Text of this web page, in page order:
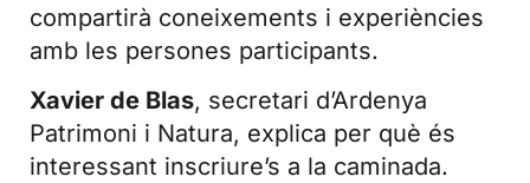
compartirà coneixements i experiències
amb les persones participants.
Xavier de Blas, secretari d’Ardenya
Patrimoni i Natura, explica per què és
interessant inscriure’s a la caminada.